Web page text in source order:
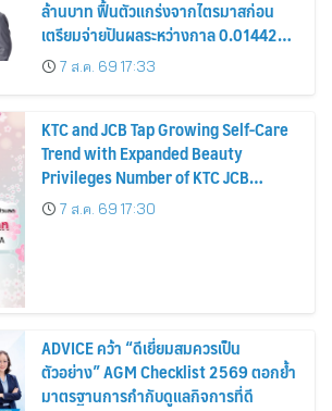
ล้านบาท ฟื้นตัวแกร่งจากไตรมาสก่อน
เตรียมจ่ายปันผลระหว่างกาล 0.014423
บาทต่อหุ้น ครึ่งปีหลังมุ่งเติบโตต่อเนื่อง
7 ส.ค. 69 17:33
KTC and JCB Tap Growing Self-Care
Trend with Expanded Beauty
Privileges Number of KTC JCB
Cardmembers Spending on
Cosmetics Rises 26%
7 ส.ค. 69 17:30
ADVICE คว้า “ดีเยี่ยมสมควรเป็น
ตัวอย่าง” AGM Checklist 2569 ตอกย้ำ
มาตรฐานการกำกับดูแลกิจการที่ดี